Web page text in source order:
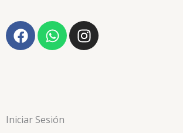
F
a
c
o
W
h
a
p
I
n
s
Iniciar Sesión